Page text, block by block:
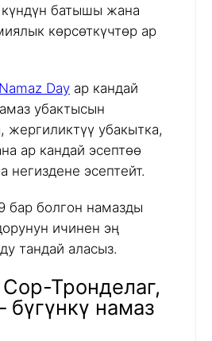
батышы жана
көрсөткүчтөр ар
Namaz Day ар кандай
убактысын
жергиликтүү убакытка,
ар кандай эсептөө
негиздене эсептейт.
бар болгон намазды
ичинен эң
тандай аласыз.
Тронделаг,
бүгүнкү намаз